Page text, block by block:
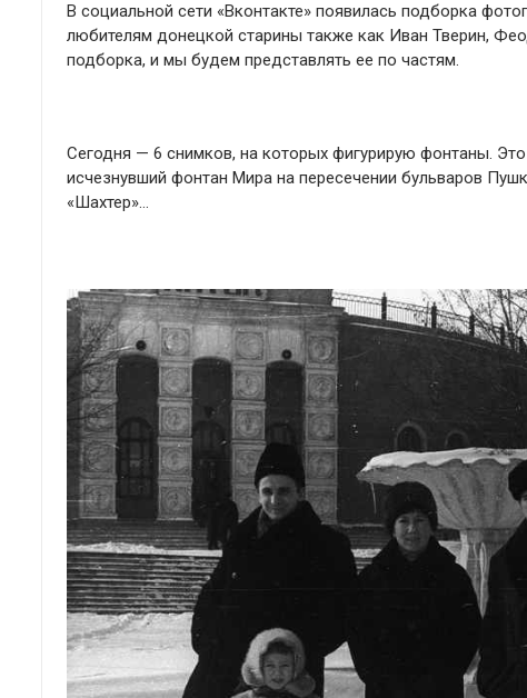
В социальной сети «Вконтакте» появилась подборка
любителям донецкой старины также как Иван Тверин,
подборка, и мы будем представлять ее по частям.
Сегодня — 6 снимков, на которых фигурирую фонтаны.
исчезнувший фонтан Мира на пересечении бульваров
«Шахтер»…